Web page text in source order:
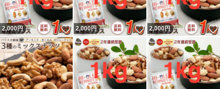
2,000円 いいね！
2,000円 いいね！
2,000円